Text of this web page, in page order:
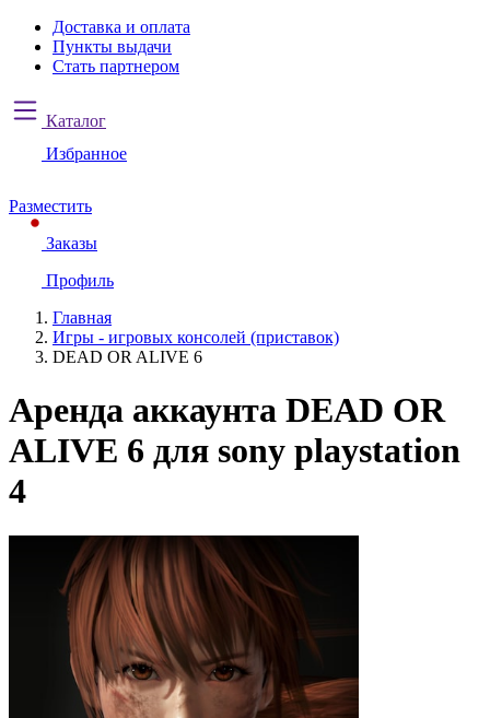
Доставка и оплата
Пункты выдачи
Стать партнером
Каталог
Избранное
Разместить
Заказы
Профиль
Главная
Игры - игровых консолей (приставок)
DEAD OR ALIVE 6
Аренда аккаунта DEAD OR
ALIVE 6 для sony playstation
4